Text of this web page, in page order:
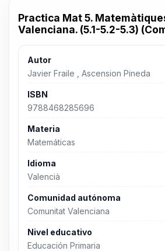
Practica Mat 5.
Valenciana. (5.1-5.2-5.3)
Autor
Javier Fraile , Ascension Pineda
ISBN
9788468285696
Materia
Matemáticas
Idioma
Valencià
Comunidad autónoma
Comunitat Valenciana
Nivel educativo
Educación Primaria